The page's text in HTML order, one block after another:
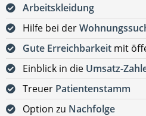
Arbeitskleidung
Hilfe bei der
Gute Erreichbarkeit mit
Einblick in die Umsatz-
Treuer Patientenstamm
Option zu Nachfolge